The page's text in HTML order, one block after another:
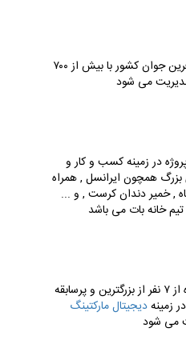
تیم خانه بات توسط کارآفرین جوان کشور با بیش از ۷۰۰
می شود
بیش از ۱۸۰ پروژه در زمینه کسب و کار و
همچون ایرانسل , همراه
, خمیر دندان کرست , و ...
خانه بات می باشد
تیم خانه بات تشکیل شده از ۷ نفر از بزرگترین و پرسابقه
زمینهدیجیتال مارکتینگ
می شود